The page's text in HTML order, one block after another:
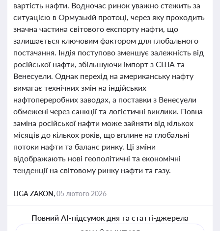
вартість нафти. Водночас ринок уважно стежить за
ситуацією в Ормузькій протоці, через яку проходить
значна частина світового експорту нафти, що
залишається ключовим фактором для глобального
постачання. Індія поступово зменшує залежність від
російської нафти, збільшуючи імпорт з США та
Венесуели. Однак перехід на американську нафту
вимагає технічних змін на індійських
нафтопереробних заводах, а поставки з Венесуели
обмежені через санкції та логістичні виклики. Повна
заміна російської нафти може зайняти від кількох
місяців до кількох років, що вплине на глобальні
потоки нафти та баланс ринку. Ці зміни
відображають нові геополітичні та економічні
тенденції на світовому ринку нафти та газу.
LIGA ZAKON,05 лютого 2026
Повний AI-підсумок дня та статті-джерела